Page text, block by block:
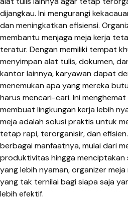
dijangkau. Ini mengurangi
dan meningkatkan efisiensi.
membantu menjaga meja kerja
teratur. Dengan memiliki tempat
menyimpan alat tulis, dokumen,
kantor lainnya, karyawan dapat
menemukan apa yang mereka
harus mencari-cari. Ini
membuat lingkungan kerja lebih
meja adalah solusi praktis untuk
tetap rapi, terorganisir, dan
berbagai manfaatnya, mulai dari
produktivitas hingga menciptakan
yang lebih nyaman, organizer
yang tak ternilai bagi siapa saja
lebih efektif.